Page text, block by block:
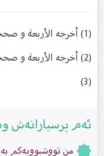
ئەم پرسیارانەش
من تووشبوویەكم بە